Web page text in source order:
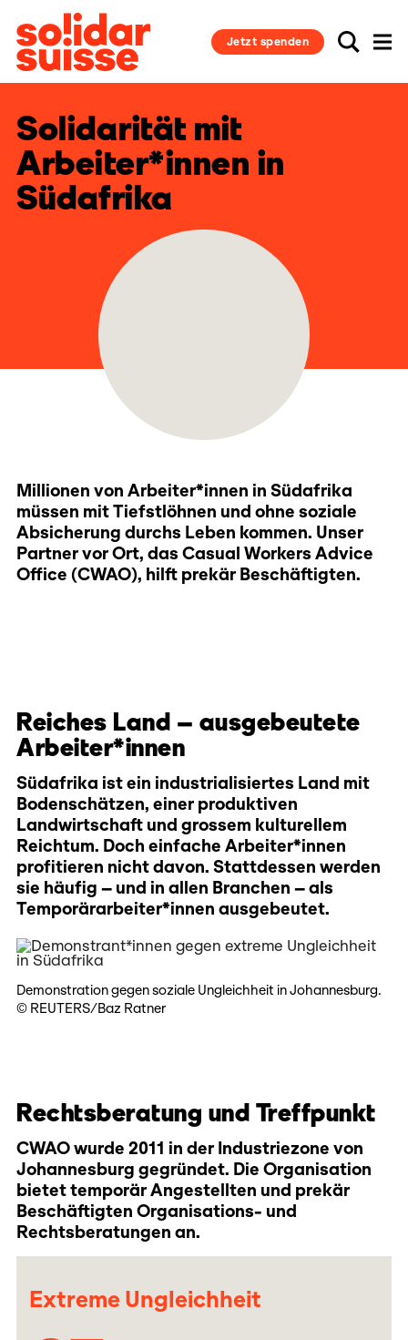
Jetzt spenden
Solidarität mit
Arbeiter*innen in
Südafrika
Millionen von Arbeiter*innen in Südafrika
müssen mit Tiefstlöhnen und ohne soziale
Absicherung durchs Leben kommen. Unser
Partner vor Ort, das Casual Workers Advice
Office (CWAO), hilft prekär Beschäftigten.
Reiches Land – ausgebeutete
Arbeiter*innen
Südafrika ist ein industrialisiertes Land mit
Bodenschätzen, einer produktiven
Landwirtschaft und grossem kulturellem
Reichtum. Doch einfache Arbeiter*innen
profitieren nicht davon. Stattdessen werden
sie häufig – und in allen Branchen – als
Temporärarbeiter*innen ausgebeutet.
Demonstration gegen soziale Ungleichheit in Johannesburg.
© REUTERS/Baz Ratner
Rechtsberatung und Treffpunkt
CWAO wurde 2011 in der Industriezone von
Johannesburg gegründet. Die Organisation
bietet temporär Angestellten und prekär
Beschäftigten Organisations- und
Rechtsberatungen an.
Extreme Ungleichheit